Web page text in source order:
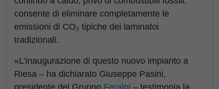
consente di eliminare completamente le
emissioni di CO₂ tipiche dei laminatoi
tradizionali.
«L’inaugurazione di questo nuovo impianto a
Riesa – ha dichiarato Giuseppe Pasini,
presidente del Gruppo Feralpi – testimonia la